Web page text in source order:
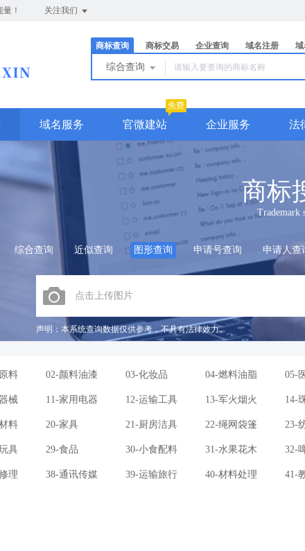
！ 关注我们
商标查询 商标交易 企业查询 域名注册
综合查询
域名服务 官微建站
免费
企业服务 法
商标
Trademark
综合查询 近似查询 图形查询 申请号查询 申请人查
点击上传图片
声明：本系统查询数据仅供参考，不具有法律效力。
料 02-颜料油漆 03-化妆品 04-燃料油脂 05-
械 11-家用电器 12-运输工具 13-军火烟火 14-
料 20-家具 21-厨房洁具 22-绳网袋篷 23-
具 29-食品 30-小食配料 31-水果花木 32-
理 38-通讯传媒 39-运输旅行 40-材料处理 41-